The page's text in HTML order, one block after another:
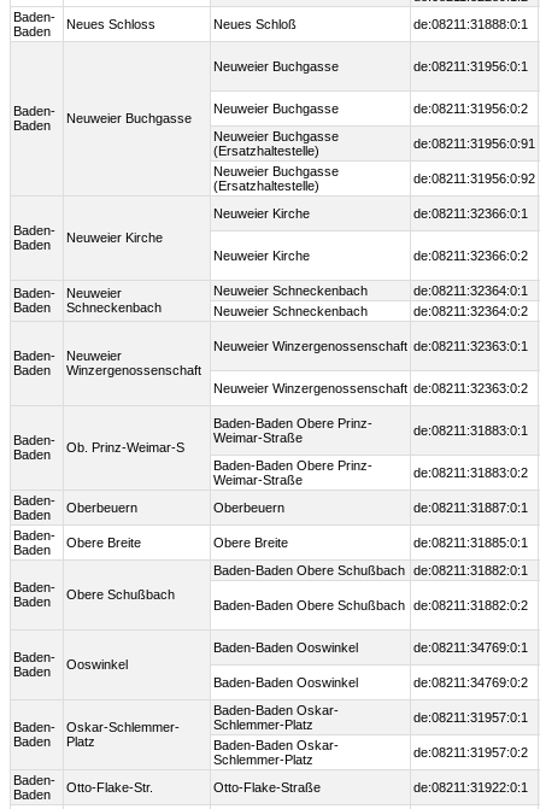
Baden-
Baden
Neues Schloss Neues Schloß de:08211:31888:0:1
Baden-
Baden
Neuweier Buchgasse
Neuweier Buchgasse de:08211:31956:0:1
Neuweier Buchgasse
de:08211:31956:0:2
Neuweier Buchgasse
(Ersatzhaltestelle)
de:08211:31956:0:91
Neuweier Buchgasse
(Ersatzhaltestelle)
de:08211:31956:0:92
Baden-
Baden
Neuweier Kirche
Neuweier Kirche de:08211:32366:0:1
Neuweier Kirche de:08211:32366:0:2
Baden-
Baden
Neuweier
Schneckenbach
Neuweier Schneckenbach
de:08211:32364:0:1
Neuweier Schneckenbach
de:08211:32364:0:2
Baden-
Baden
Neuweier
Winzergenossenschaft
Neuweier Winzergenossenschaft de:08211:32363:0:1
Neuweier Winzergenossenschaft de:08211:32363:0:2
Baden-
Baden
Ob. Prinz-Weimar-S
Baden-Baden Obere Prinz-
Weimar-Straße
de:08211:31883:0:1
Baden-Baden Obere Prinz-
Weimar-Straße
de:08211:31883:0:2
Baden-
Baden
Oberbeuern Oberbeuern
de:08211:31887:0:1
Baden-
Baden
Obere Breite Obere Breite de:08211:31885:0:1
Baden-
Baden
Obere Schußbach
Baden-Baden Obere Schußbach de:08211:31882:0:1
Baden-Baden Obere Schußbach de:08211:31882:0:2
Baden-
Baden
Ooswinkel
Baden-Baden Ooswinkel de:08211:34769:0:1
Baden-Baden Ooswinkel de:08211:34769:0:2
Baden-
Baden
Oskar-Schlemmer-
Platz
Baden-Baden Oskar-
Schlemmer-Platz
de:08211:31957:0:1
Baden-Baden Oskar-
Schlemmer-Platz
de:08211:31957:0:2
Baden-
Baden
Otto-Flake-Str. Otto-Flake-Straße de:08211:31922:0:1